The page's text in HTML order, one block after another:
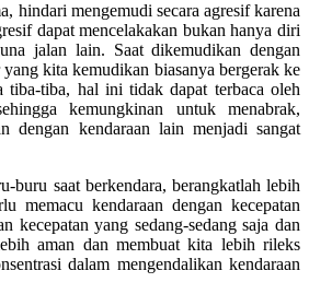
hindari mengemudi secara agresif karena
dapat mencelakakan bukan hanya diri
jalan lain. Saat dikemudikan dengan
kita kemudikan biasanya bergerak ke
tiba-tiba, hal ini tidak dapat terbaca oleh
kemungkinan untuk menabrak,
dengan kendaraan lain menjadi sangat
buru saat berkendara, berangkatlah lebih
memacu kendaraan dengan kecepatan
kecepatan yang sedang-sedang saja dan
aman dan membuat kita lebih rileks
dalam mengendalikan kendaraan